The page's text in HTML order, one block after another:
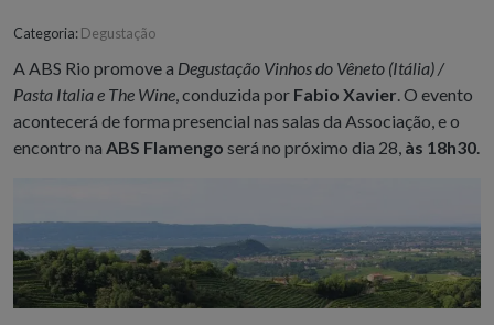
Categoria:Degustação
A ABS Rio promove a Degustação Vinhos do Vêneto (Itália) /
Pasta Italia e The Wine , conduzida por Fabio Xavier . O evento
acontecerá de forma presencial nas salas da Associação, e o
encontro na ABS Flamengo será no próximo dia 28, às 18h30